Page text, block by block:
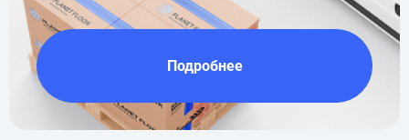
Подробнее